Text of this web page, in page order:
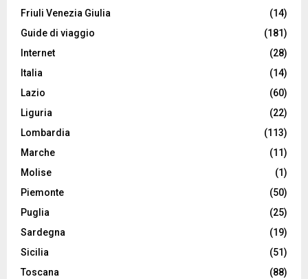
Friuli Venezia Giulia
(14)
Guide di viaggio
(181)
Internet
(28)
Italia
(14)
Lazio
(60)
Liguria
(22)
Lombardia
(113)
Marche
(11)
Molise
(1)
Piemonte
(50)
Puglia
(25)
Sardegna
(19)
Sicilia
(51)
Toscana
(88)